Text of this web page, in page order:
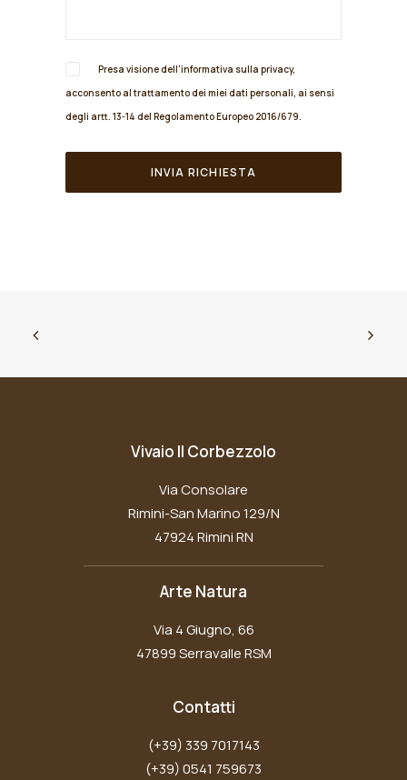
Presa visione dell'informativa sulla privacy,
acconsento al trattamento dei miei dati personali, ai sensi
degli artt. 13-14 del Regolamento Europeo 2016/679.
Vivaio Il Corbezzolo
Via Consolare
Rimini-San Marino 129/N
47924 Rimini RN
Arte Natura
Via 4 Giugno, 66
47899 Serravalle RSM
Contatti
(+39) 339 7017143
(+39) 0541 759673